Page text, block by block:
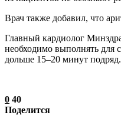
Врач также добавил, что
Главный кардиолог
необходимо выполнять для
дольше 15–20 минут подряд.
0 40
Поделится